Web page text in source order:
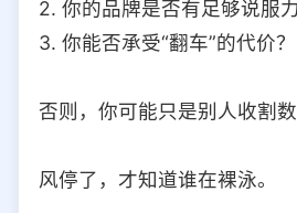
2. 你的品牌是否有足够说服力
3. 你能否承受“翻车”的代价？
否则，你可能只是别人收割数
风停了，才知道谁在裸泳。